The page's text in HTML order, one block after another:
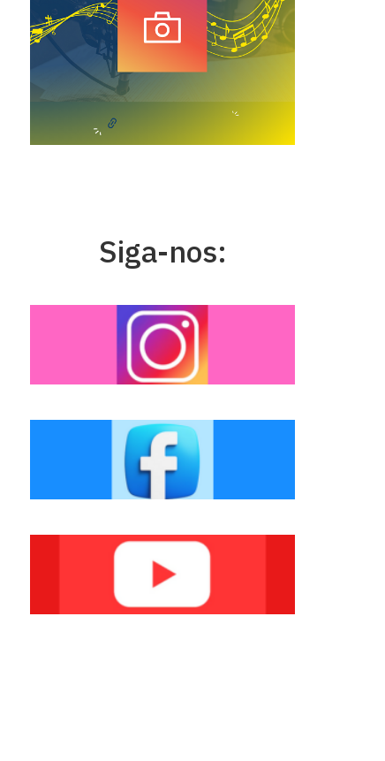
Siga-nos: